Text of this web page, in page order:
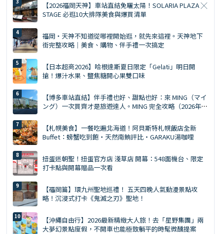
【2026福岡天神】車站直結免曬太陽！SOLARIA PLAZA ╳
STAGE 必逛10大排隊美食與爆買清單
福岡・天神不知道從哪裡開始逛，就先來這裡。天神地下
街完整攻略｜美食、購物、伴手禮一次搞定
【日本超商2026】哈根達斯夏日限定「Gelati」明日開
搶！爆汁水果、鹽焦糖開心果雙口味
【博多車站直結】伴手禮也好、甜點也好：來 MING（マイ
ング）一次買齊才是旅遊達人。MING 完全攻略（2026年
【札幌美食】一餐吃遍北海道！阿貝斯特札幌飯店全新
Buffet：螃蟹吃到飽・天然南鮪評比・GARAKU湯咖哩
扭蛋迷朝聖！扭蛋官方店 淺草店 開幕：548面機台、限定
打卡點與開幕贈品一次看
【福岡篇】環九州聖地巡禮！ 五天四晚人氣動漫景點攻
略！沉浸式打卡《鬼滅之刃》聖地！
【沖繩自由行】2026最新精緻大人旅！去「星野集團」兩
大夢幻景點度假，不開車也能極致躺平的時髦微醺提案